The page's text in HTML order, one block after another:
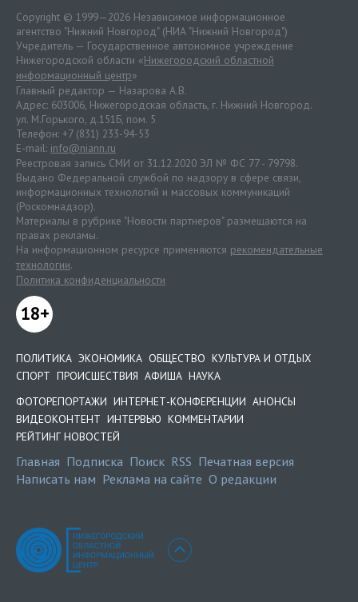
Copyright © 1999—2026 Независимое информационное
агентство "Нижний Новгород" (НИА "Нижний Новгород")
Учредитель — Государственное автономное учреждение
Нижегородской области «Нижегородский областной
информационный центр»
Главный редактор — Назарова А.В.
Адрес: 603006, Нижегородская область, г. Нижний Новгород.
ул. М.Горького, д.151Б, пом. 5
Телефон: +7 (831) 233-94-53
E-mail: info@niann.ru
Реестровая запись СМИ от 31.12.2020 ЭЛ № ФС 77 - 79798.
Выдано Федеральной службой по надзору в сфере связи,
информационных технологий и массовых коммуникаций
(Роскомнадзор).
Материалы в рубрике "Новости партнеров" размещаются на
правах рекламы.
На информационном ресурсе применяются рекомендательные
технологии.
Политика конфиденциальности
18+
ПОЛИТИКА ЭКОНОМИКА ОБЩЕСТВО КУЛЬТУРА И ОТДЫХ
СПОРТ ПРОИСШЕСТВИЯ АФИША НАУКА
ФОТОРЕПОРТАЖИ ИНТЕРНЕТ-КОНФЕРЕНЦИИ АНОНСЫ
ВИДЕОКОНТЕНТ ИНТЕРВЬЮ КОММЕНТАРИИ
РЕЙТИНГ НОВОСТЕЙ
Главная Подписка Поиск RSS Печатная версия
Написать нам Реклама на сайте О редакции